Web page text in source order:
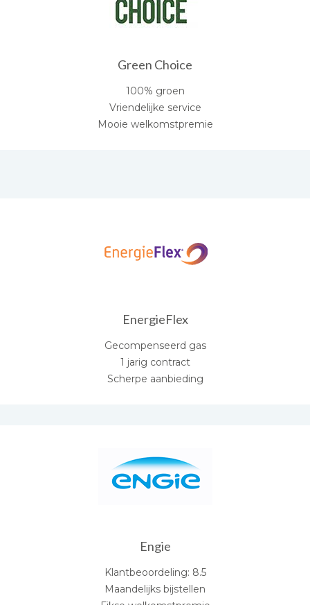
Green Choice
100% groen
Vriendelijke service
Mooie welkomstpremie
EnergieFlex
Gecompenseerd gas
1 jarig contract
Scherpe aanbieding
Engie
Klantbeoordeling: 8.5
Maandelijks bijstellen